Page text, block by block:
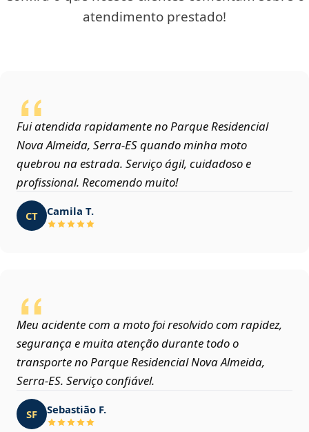
atendimento prestado!
Fui atendida rapidamente no Parque Residencial
Nova Almeida, Serra‑ES quando minha moto
quebrou na estrada. Serviço ágil, cuidadoso e
profissional. Recomendo muito!
CT Camila T.
Meu acidente com a moto foi resolvido com rapidez,
segurança e muita atenção durante todo o
transporte no Parque Residencial Nova Almeida,
Serra‑ES. Serviço confiável.
SF Sebastião F.